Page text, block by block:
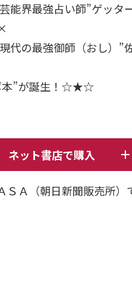
能界最強占い師”ゲッタ
代の最強御師（おし）”
”が誕生！☆★☆
& あなたの開運神社を
心占い」の12タイプ別に
ネット書店で購入
Ａ（朝日新聞販売所）